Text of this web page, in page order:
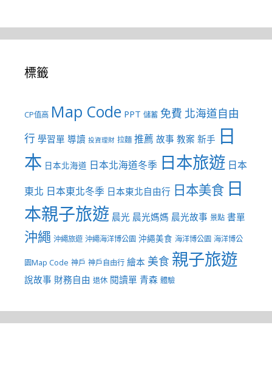
標籤
CP值高 Map Code PPT 儲蓄 免費 北海道自由
行 學習單 導讀 投資理財 拉麵 推薦 故事 教案 新手 日
本 日本北海道 日本北海道冬季 日本旅遊 日本
東北 日本東北冬季 日本東北自由行 日本美食 日
本親子旅遊 晨光 晨光媽媽 晨光故事 景點 書單
沖繩 沖繩旅遊 沖繩海洋博公園 沖繩美食 海洋博公園 海洋博公
園Map Code 神戶 神戶自由行 繪本 美食 親子旅遊
說故事 財務自由 退休 閱讀單 青森 體驗